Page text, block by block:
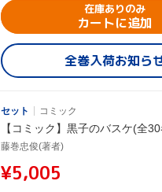
在庫ありのみ
カートに追加
全巻入荷お知ら
セット コミック
【コミック】黒子のバスケ(全
藤巻忠俊(著者)
¥5,005